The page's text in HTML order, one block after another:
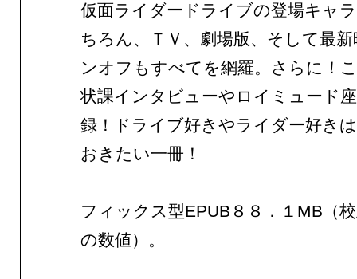
仮面ライダードライブの登場キャ
ちろん、ＴＶ、劇場版、そして最
ンオフもすべてを網羅。さらに！
状課インタビューやロイミュード
録！ドライブ好きやライダー好き
おきたい一冊！
フィックス型EPUB８８．１MB（
の数値）。